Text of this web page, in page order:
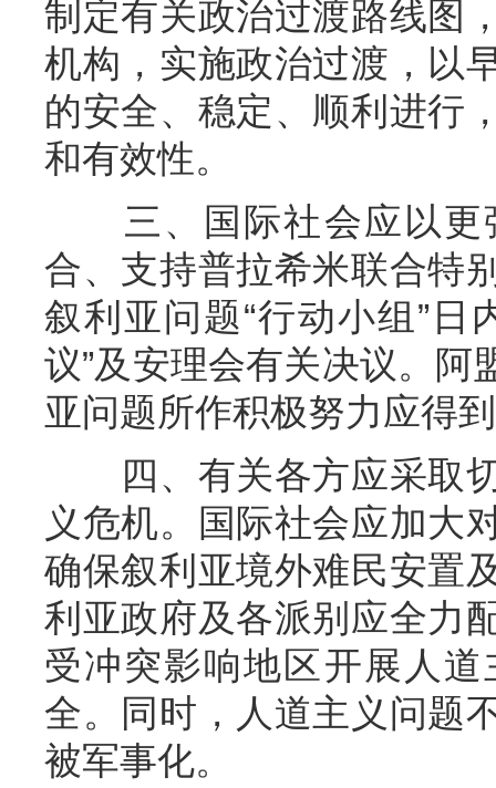
制定有关政治过渡路线图
机构，实施政治过渡，以
的安全、稳定、顺利进行
和有效性。
三、国际社会应以更
合、支持普拉希米联合特
叙利亚问题“行动小组”日
议”及安理会有关决议。
亚问题所作积极努力应得
四、有关各方应采取切
义危机。国际社会应加大
确保叙利亚境外难民安置
利亚政府及各派别应全力
受冲突影响地区开展人
全。同时，人道主义问题
被军事化。